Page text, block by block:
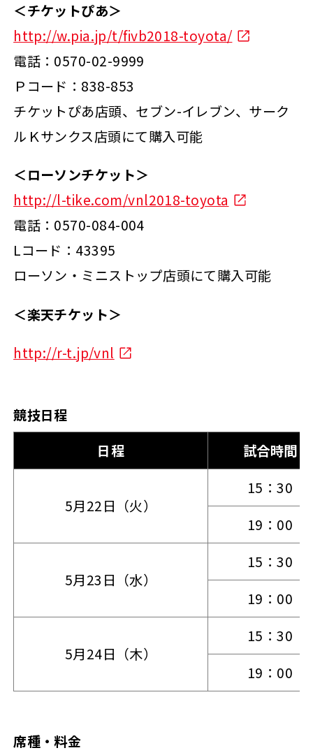
＜チケットぴあ＞
http://w.pia.jp/t/fivb2018-toyota/
電話：0570-02-9999
Ｐコード：838-853
チケットぴあ店頭、セブン-イレブン、サーク
ルＫサンクス店頭にて購入可能
＜ローソンチケット＞
http://l-tike.com/vnl2018-toyota
電話：0570-084-004
Lコード：43395
ローソン・ミニストップ店頭にて購入可能
＜楽天チケット＞
http://r-t.jp/vnl
競技日程
日程
試合時間
5月22日（火）
15：30
19：00
5月23日（水）
15：30
19：00
5月24日（木）
15：30
19：00
席種・料金